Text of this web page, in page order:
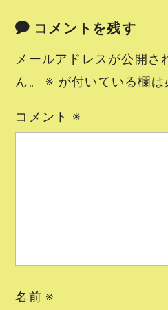
コメントを残す
メールアドレスが公開さ
ん。
※ が付いている欄
コメント ※
名前 ※